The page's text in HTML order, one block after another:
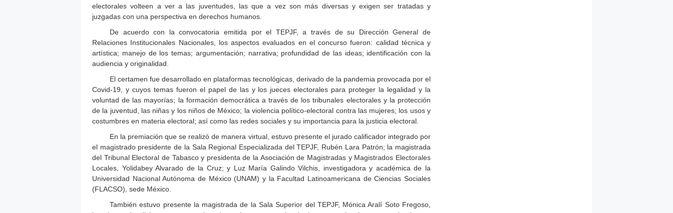
electorales volteen a ver a las juventudes, las que a vez son más diversas y exigen ser tratadas y
juzgadas con una perspectiva en derechos humanos.
De acuerdo con la convocatoria emitida por el TEPJF, a través de su Dirección General de
Relaciones Institucionales Nacionales, los aspectos evaluados en el concurso fueron: calidad técnica y
artística; manejo de los temas; argumentación; narrativa; profundidad de las ideas; identificación con la
audiencia y originalidad.
El certamen fue desarrollado en plataformas tecnológicas, derivado de la pandemia provocada por el
Covid-19, y cuyos temas fueron el papel de las y los jueces electorales para proteger la legalidad y la
voluntad de las mayorías; la formación democrática a través de los tribunales electorales y la protección
de la juventud, las niñas y los niños de México; la violencia político-electoral contra las mujeres; los usos y
costumbres en materia electoral; así como las redes sociales y su importancia para la justicia electoral.
En la premiación que se realizó de manera virtual, estuvo presente el jurado calificador integrado por
el magistrado presidente de la Sala Regional Especializada del TEPJF, Rubén Lara Patrón; la magistrada
del Tribunal Electoral de Tabasco y presidenta de la Asociación de Magistradas y Magistrados Electorales
Locales, Yolidabey Alvarado de la Cruz; y Luz María Galindo Vilchis, investigadora y académica de la
Universidad Nacional Autónoma de México (UNAM) y la Facultad Latinoamericana de Ciencias Sociales
(FLACSO), sede México.
También estuvo presente la magistrada de la Sala Superior del TEPJF, Mónica Aralí Soto Fregoso,